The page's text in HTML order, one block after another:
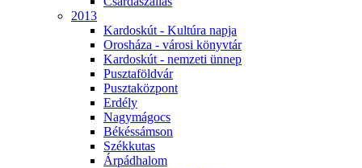
2013
Kardoskút - Kultúra napja
Orosháza - városi könyvtár
Kardoskút - nemzeti ünnep
Pusztaföldvár
Pusztaközpont
Erdély
Nagymágocs
Békéssámson
Székkutas
Árpádhalom